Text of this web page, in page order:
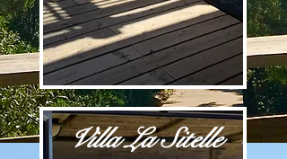
Villa La Sitelle